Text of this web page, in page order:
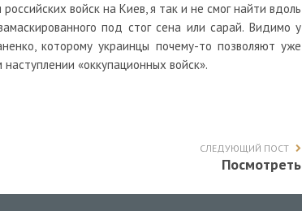
войск на Киев, я так и не смог найти вдоль
под стог сена или сарай. Видимо у
которому украинцы почему-то позволяют уже
«оккупационных войск».
СЛЕДУЮЩИЙ ПОСТ
Посмотреть